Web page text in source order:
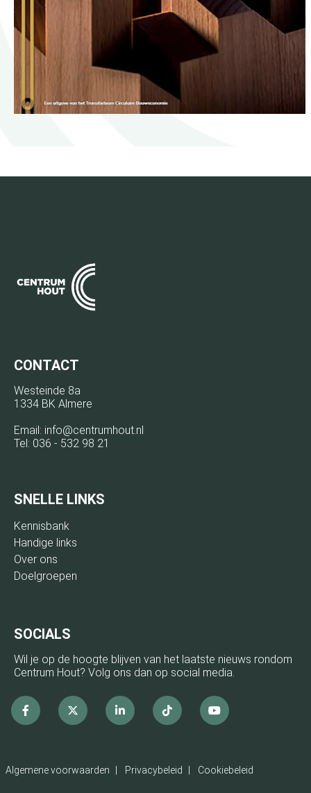
CONTACT
Westeinde 8a
1334 BK Almere
Email: info@centrumhout.nl
Tel: 036 - 532 98 21
SNELLE LINKS
Kennisbank
Handige links
Over ons
Doelgroepen
SOCIALS
Wil je op de hoogte blijven van het laatste nieuws rondom
Centrum Hout? Volg ons dan op social media.
Facebook
x linkedinTiktok Youtube
Algemene voorwaarden Privacybeleid Cookiebeleid